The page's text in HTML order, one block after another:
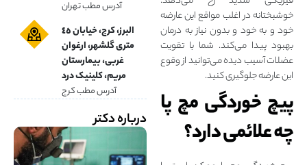
خوشبختانه در اغلب مواقع این عارضه
خود و به خود و بدون نیاز به درمان
بهبود پیدا می‌کند. شما با تقویت
عضلات آسیب دیده می‌توانید از وقوع
این عارضه جلوگیری کنید.
پیچ خوردگی مچ پا
چه علائمی دارد؟
آدرس مطب تهران
البرز، کرج، خیابان ٤٥
متری گلشهر، ارغوان
غربی، بیمارستان
مریم، کلینیک درد
آدرس مطب کرج
درباره دکتر